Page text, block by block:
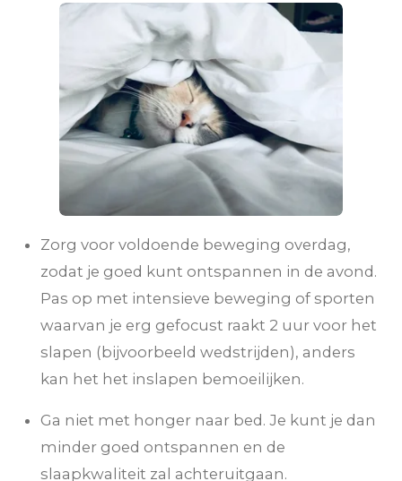
Zorg voor voldoende beweging overdag,
zodat je goed kunt ontspannen in de avond.
Pas op met intensieve beweging of sporten
waarvan je erg gefocust raakt 2 uur voor het
slapen (bijvoorbeeld wedstrijden), anders
kan het het inslapen bemoeilijken.
Ga niet met honger naar bed. Je kunt je dan
minder goed ontspannen en de
slaapkwaliteit zal achteruitgaan.